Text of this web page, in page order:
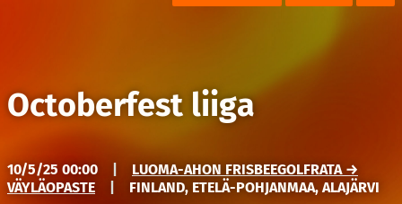
Octoberfest liiga
10/5/25 00:00
LUOMA-AHON FRISBEEGOLFRATA →
VÄYLÄOPASTE
FINLAND, ETELÄ-POHJANMAA, ALAJÄRVI